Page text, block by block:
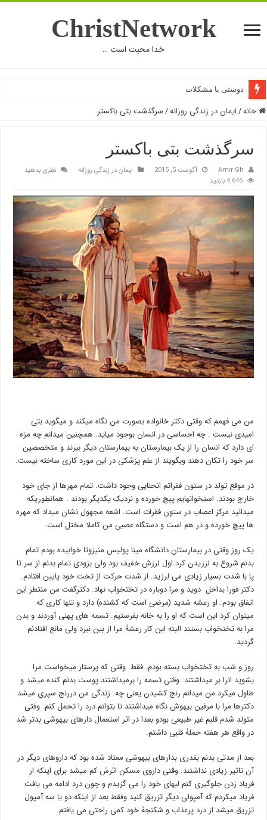
ChristNetwork
خدا محبت است …
دوستی با مشکلات
بخشش حقیقی
خانه/ایمان در زندگی روزانه/سرگذشت بتی باکستر
سرگذشت بتی باکستر
Amir Gh آگوست 5, 2015 ایمان در زندگی روزانه
نظری بدهید
4,645 بازدید
من می فهمم که وقتی دکتر خانواده بصورت من نگاه میکند و میگوید بتی
امیدی نیست . چه احساسی در انسان بوجود میاید. همچنین میدانم چه مزه
ای دارد که انسان را از یک بیمارستان به بیمارستان دیگر ببرند و متخصصین
سر خود را تکان دهند وبگویند از علم پزشکی در این مورد کاری ساخته نیست.
در موقع تولد در ستون فقراتم انحنایی وجود داشت. تمام مهرها از جای خود
خارج بودند. استخوانهایم پیچ خورده و نزدیک یکدیگر بودند . همانطوریکه
میدانید مرکز اعصاب در ستون فقرات است. اشعه مجهول نشان میداد که مهره
ها پیچ خورده و در هم است و دستگاه عصبی من کاملا مختل است.
یک روز وقتی در بیمارستان دانشگاه مینا پولیس منیزوتا خوابیده بودم تمام
بدنم شروع به لرزیدن کرد.اول لرزش خفیف بود ولی بزودی تمام بدنم از سر تا
پا با شدت بسیار زیادی می لرزید. از شدت حرکت از تخت خود پایین افتادم.
دکتر فورا بداخل دوید و مرا دوباره در تختخواب نهاد. دکترگفت من منتطر این
اتفاق بودم. او رعشه شدید (مرضی است که کشنده) دارد و تنها کاری که
میتوان کرد این است که او را به خانه بفرستیم. تسمه های پهنی آوردند و بدن
مرا به تختخواب بستند البته این کار رعشۀ مرا از بین نبرد ولی مانع افتادنم
گردید.
روز و شب به تختخواب بسته بودم. فقط وقتی که پرستار میخواست مرا
بشوید انرا بر میداشتند. وقتی تسمه را برمیداشتند پوست بدنم کنده میشد و
طاول میکرد.من میدانم رنج کشیدن یعنی چه. زندگی من دررنج سپری میشد
دکترها مرا با مرفین بیهوش نگاه میداشتند تا بتوانم درد را تحمل کنم. وفتی
متولد شدم قلبم غیر طبیعی بودو بعدا در اثر استعمال دارهای بیهوشی بدتر شد
در واقع هر هفته حملۀ قلبی داشتم.
بعد از مدتی بدنم بقدری بدارهای بیهوشی معتاد شده بود که داروهای دیگر در
آن تاثیر زیادی نداشتند. وقتی داروی مسکن اثرش کم میشد برای اینکه ار
فریاد زدن جلوگیری کنم لبهای خود را می گزیدم و چون درد ادامه می یافت
فریاد میکردم که آمپولی دیگر تزریق کنید وفقط بعد از اینکه دو یا سه آمپول
تزریق میشد از درد پرعذاب و شکنجۀ خود کمی راحتی می یافتم.